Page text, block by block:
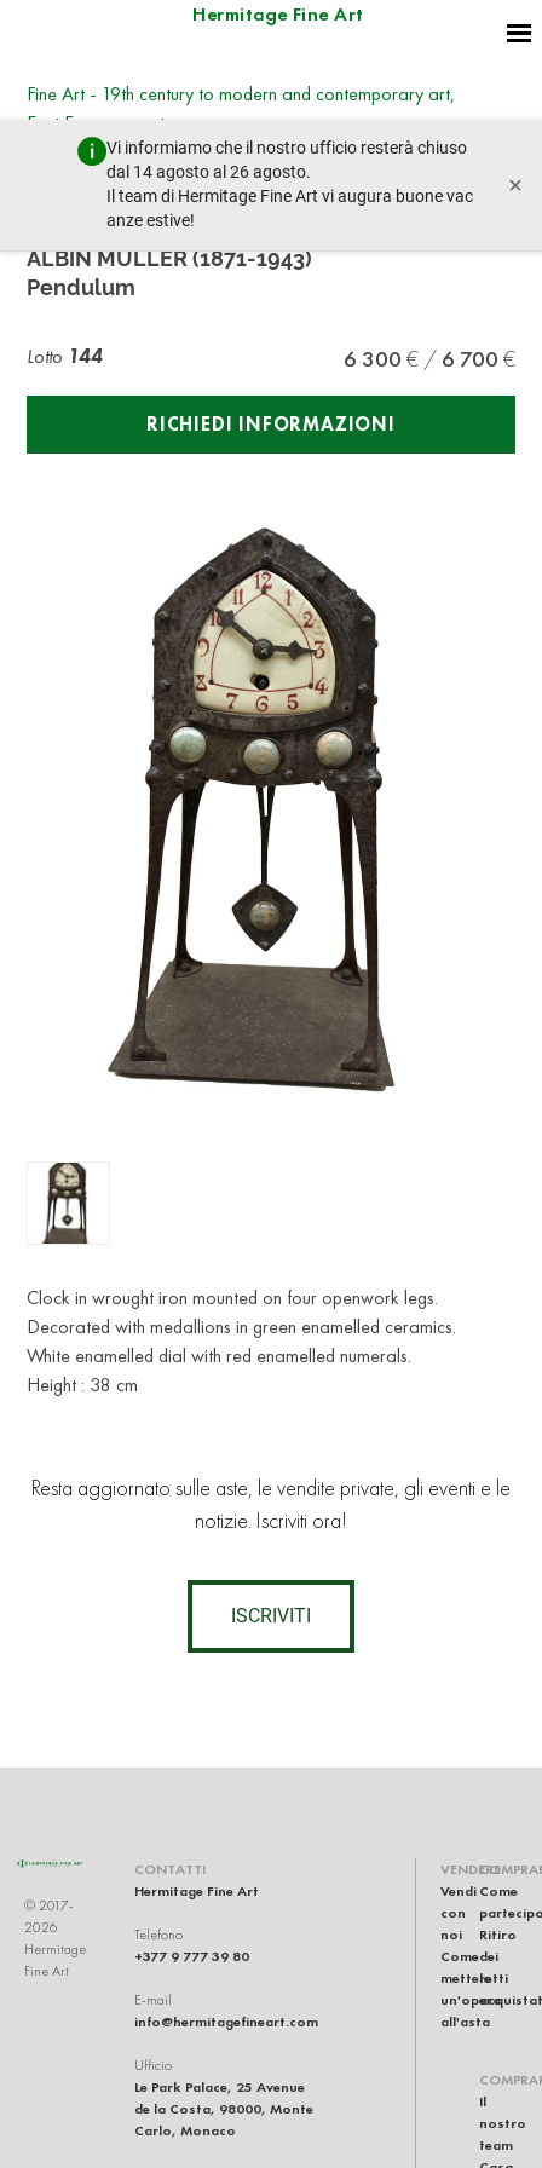
Hermitage Fine Art
Vi informiamo che il nostro ufficio resterà chiuso
dal 14 agosto al 26 agosto.
Il team di Hermitage Fine Art vi augura buone vac
anze estive!
×
Fine Art - 19th century to modern and contemporary art,
East European art
mercoledì 8 marzo 2023 - 14:30
lotto precedente lotto prossimo
ALBIN MÜLLER (1871-1943)
Pendulum
Lotto 144 6 300 6 700
RICHIEDI INFORMAZIONI
Clock in wrought iron mounted on four openwork legs.
Decorated with medallions in green enamelled ceramics.
White enamelled dial with red enamelled numerals.
Height : 38 cm
Resta aggiornato sulle aste, le vendite private, gli eventi e le
notizie. Iscriviti ora!
ISCRIVITI
© 2017-
2026
Hermitage
Fine Art
CONTATTI
Hermitage Fine Art
Telefono
+377 9 777 39 80
E-mail
info@hermitagefineart.com
Ufficio
Le Park Palace, 25 Avenue
de la Costa, 98000, Monte
Carlo, Monaco
VENDERE
Vendi
con
noi
Come
mettere
un'opera
all'asta
Come
Ritiro
dei
lotti
Il
nostro
team